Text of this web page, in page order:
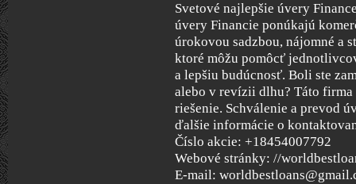
Svetové najlepšie úvery
úvery Financie ponúkajú
úrokovou sadzbou, nájomné a
ktoré môžu pomôcť
a lepšiu budúcnosť. Boli ste
alebo v revízii dlhu? Táto
riešenie. Schválenie a prevod
ďalšie informácie o
Číslo akcie: +18454007792
Webové stránky: //
E-mail: